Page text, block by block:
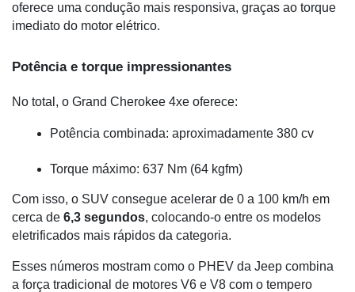
oferece uma condução mais responsiva, graças ao torque
imediato do motor elétrico.
Potência e torque impressionantes
No total, o Grand Cherokee 4xe oferece:
Potência combinada: aproximadamente 380 cv
Torque máximo: 637 Nm (64 kgfm)
Com isso, o SUV consegue acelerar de 0 a 100 km/h em
cerca de 6,3 segundos, colocando-o entre os modelos
eletrificados mais rápidos da categoria.
Esses números mostram como o PHEV da Jeep combina
a força tradicional de motores V6 e V8 com o tempero